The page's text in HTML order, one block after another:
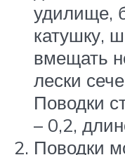
удилище,
катушку,
вмещать
лески
Поводки
– 0,2,
Поводки